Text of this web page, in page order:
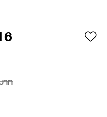
าท